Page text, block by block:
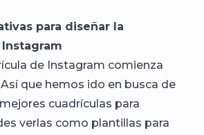
para diseñar la
de Instagram comienza
que hemos ido en busca de
cuadrículas para
verlas como plantillas para